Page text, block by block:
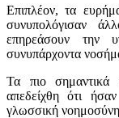
Επιπλέον, τα
συνυπολόγισαν
επηρεάσουν την
συνυπάρχοντα
Τα πιο σημαντικά
απεδείχθη ότι
γλωσσική